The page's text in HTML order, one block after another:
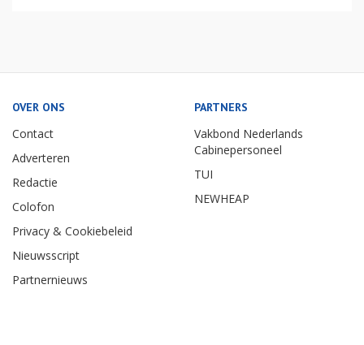
OVER ONS
Contact
Adverteren
Redactie
Colofon
Privacy & Cookiebeleid
Nieuwsscript
Partnernieuws
PARTNERS
Vakbond Nederlands
Cabinepersoneel
TUI
NEWHEAP